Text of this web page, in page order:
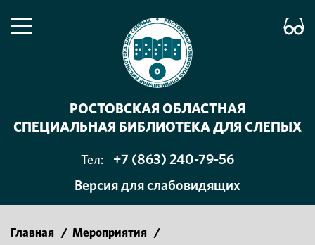
РОСТОВСКАЯ ОБЛАСТНАЯ
СПЕЦИАЛЬНАЯ БИБЛИОТЕКА ДЛЯ СЛЕПЫХ
Тел:
+7 (863) 240-79-56
Версия для слабовидящих
Главная / Мероприятия
/